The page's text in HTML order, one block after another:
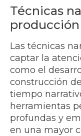
Técnicas
Las técnicas
captar la
como el
construcción
tiempo
herramientas
profundas y
en una mayor